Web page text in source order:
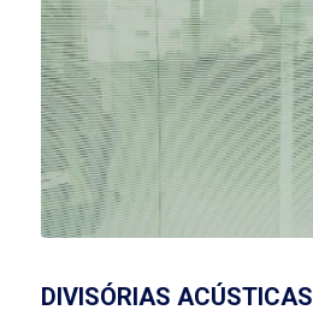
DIVISÓRIAS ACÚSTICAS